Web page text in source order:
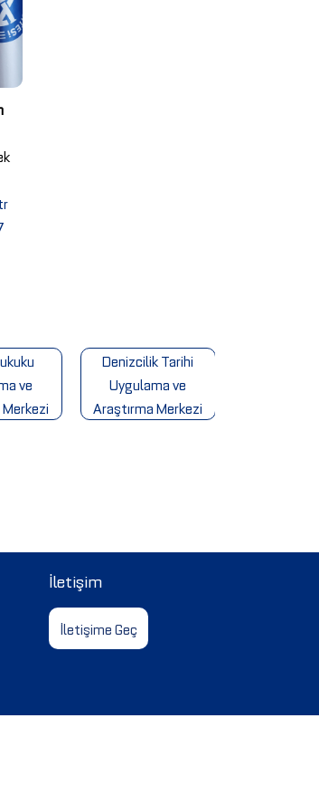
ve
Denizcilik Tarihi
Uygulama ve
Araştırma Merkezi
İletişim
İletişime Geç